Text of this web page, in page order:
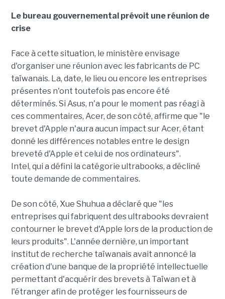
Le bureau gouvernemental prévoit une réunion de
crise
Face à cette situation, le ministère envisage
d'organiser une réunion avec les fabricants de PC
taïwanais. La, date, le lieu ou encore les entreprises
présentes n'ont toutefois pas encore été
déterminés. Si Asus, n'a pour le moment pas réagi à
ces commentaires, Acer, de son côté, affirme que "le
brevet d'Apple n'aura aucun impact sur Acer, étant
donné les différences notables entre le design
breveté d'Apple et celui de nos ordinateurs".
Intel, qui a défini la catégorie ultrabooks, a décliné
toute demande de commentaires.
De son côté, Xue Shuhua a déclaré que "les
entreprises qui fabriquent des ultrabooks devraient
contourner le brevet d'Apple lors de la production de
leurs produits". L'année dernière, un important
institut de recherche taïwanais avait annoncé la
création d'une banque de la propriété intellectuelle
permettant d'acquérir des brevets à Taïwan et à
l'étranger afin de protéger les fournisseurs de